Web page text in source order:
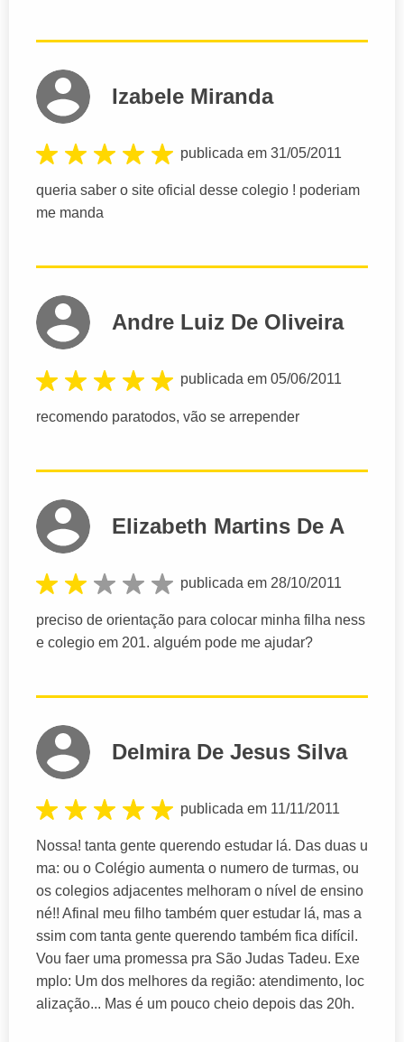
Izabele Miranda
publicada em 31/05/2011
queria saber o site oficial desse colegio ! poderiam
me manda
Andre Luiz De Oliveira
publicada em 05/06/2011
recomendo paratodos, vão se arrepender
Elizabeth Martins De A
publicada em 28/10/2011
preciso de orientação para colocar minha filha ness
e colegio em 201. alguém pode me ajudar?
Delmira De Jesus Silva
publicada em 11/11/2011
Nossa! tanta gente querendo estudar lá. Das duas u
ma: ou o Colégio aumenta o numero de turmas, ou
os colegios adjacentes melhoram o nível de ensino
né!! Afinal meu filho também quer estudar lá, mas a
ssim com tanta gente querendo também fica difícil.
Vou faer uma promessa pra São Judas Tadeu. Exe
mplo: Um dos melhores da região: atendimento, loc
alização... Mas é um pouco cheio depois das 20h.